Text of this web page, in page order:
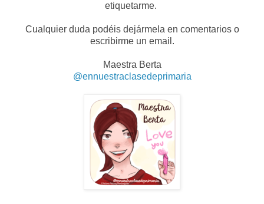
etiquetarme.
Cualquier duda podéis dejármela en comentarios o
escribirme un email.
Maestra Berta
@ennuestraclasedeprimaria